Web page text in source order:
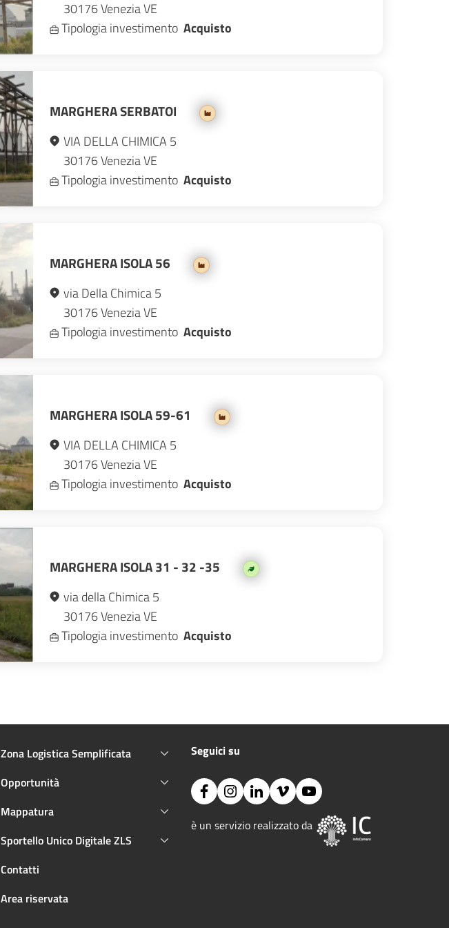
30176VeneziaVE
Tipologia investimento Acquisto
MARGHERA SERBATOI
VIA DELLA CHIMICA 5
30176VeneziaVE
Tipologia investimento Acquisto
MARGHERA ISOLA 56
via Della Chimica 5
30176VeneziaVE
Tipologia investimento Acquisto
MARGHERA ISOLA 59-61
VIA DELLA CHIMICA 5
30176VeneziaVE
Tipologia investimento Acquisto
MARGHERA ISOLA 31 - 32 -35
via della Chimica 5
30176VeneziaVE
Tipologia investimento Acquisto
Zona Logistica Semplificata
Opportunità
Mappatura
Sportello Unico Digitale ZLS
Contatti
Area riservata
Seguici su
FacebookInstagram
Linkedin
VimeoYouTube
è un servizio realizzato da Immagine: